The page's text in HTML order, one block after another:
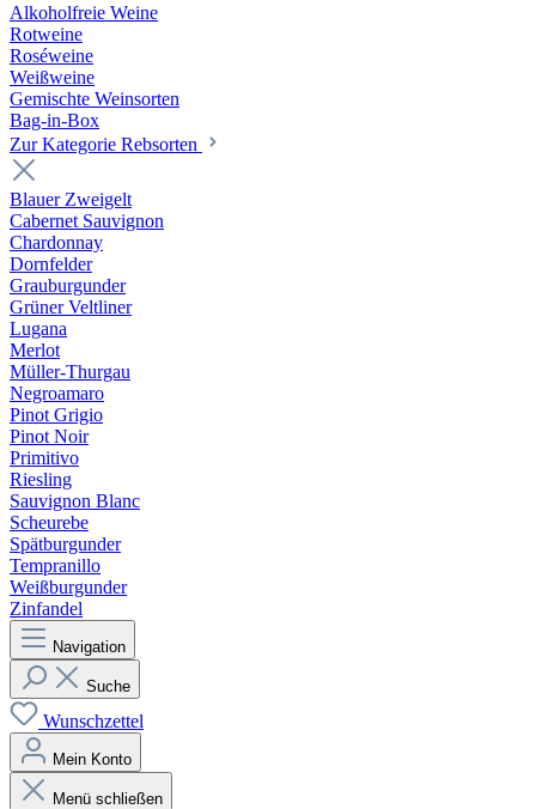
Alkoholfreie Weine
Rotweine
Roséweine
Weißweine
Gemischte Weinsorten
Bag-in-Box
Zur Kategorie Rebsorten
Blauer Zweigelt
Cabernet Sauvignon
Chardonnay
Dornfelder
Grauburgunder
Grüner Veltliner
Lugana
Merlot
Müller-Thurgau
Negroamaro
Pinot Grigio
Pinot Noir
Primitivo
Riesling
Sauvignon Blanc
Scheurebe
Spätburgunder
Tempranillo
Weißburgunder
Zinfandel
Navigation
Suche
Wunschzettel
Mein Konto
Menü schließen